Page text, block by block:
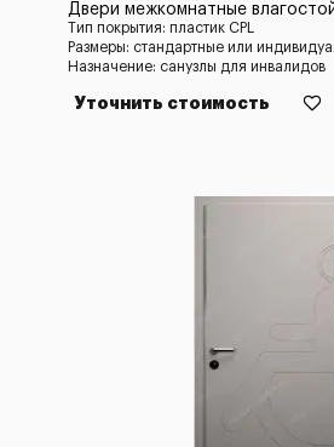
Двери межкомнатные
Тип покрытия: пластик CPL
Размеры: стандартные или
Назначение: санузлы для инвалидов
Уточнить стоимость